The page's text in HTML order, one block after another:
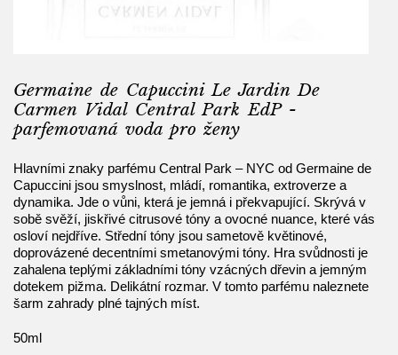
Germaine de Capuccini Le Jardin De
Carmen Vidal Central Park EdP -
parfemovaná voda pro ženy
Hlavními znaky parfému Central Park – NYC od Germaine de
Capuccini jsou smyslnost, mládí, romantika, extroverze a
dynamika. Jde o vůni, která je jemná i překvapující. Skrývá v
sobě svěží, jiskřivé citrusové tóny a ovocné nuance, které vás
osloví nejdříve. Střední tóny jsou sametově květinové,
doprovázené decentními smetanovými tóny. Hra svůdnosti je
zahalena teplými základními tóny vzácných dřevin a jemným
dotekem pižma. Delikátní rozmar. V tomto parfému naleznete
šarm zahrady plné tajných míst.
50ml